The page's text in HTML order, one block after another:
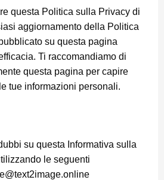
questa Politica sulla Privacy di
aggiornamento della Politica
su questa pagina
Ti raccomandiamo di
questa pagina per capire
tue informazioni personali.
su questa Informativa sulla
le seguenti